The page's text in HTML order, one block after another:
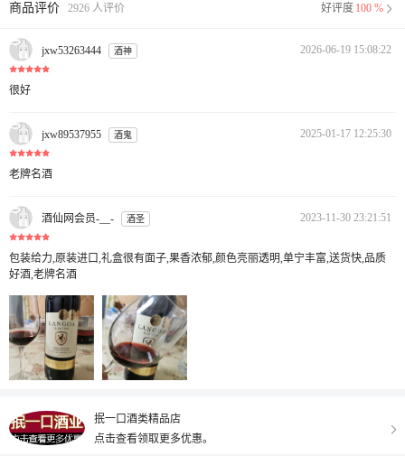
好评度 100 %
商品评价 2926 人评价
2026-06-19 15:08:22
jxw53263444 酒神
很好
2025-01-17 12:25:30
jxw89537955 酒鬼
老牌名酒
2023-11-30 23:21:51
酒仙网会员-__- 酒圣
包装给力,原装进口,礼盒很有面子,果香浓郁,颜色亮丽透明,单宁丰富,送货快,品质
好酒,老牌名酒
抿一口酒类精品店
点击查看领取更多优惠。